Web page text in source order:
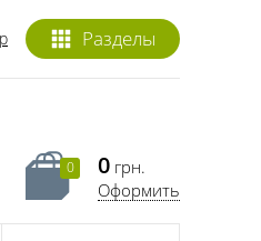
Разделы
0 0 грн.
Оформить